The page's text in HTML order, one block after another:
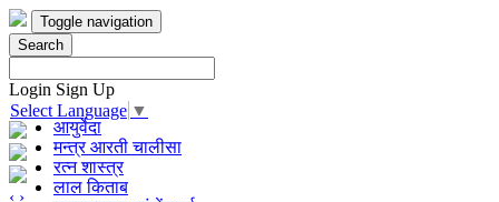
Toggle navigation
Search
Login Sign Up
आयुर्वेदा
मन्त्र आरती चालीसा
रत्न शास्त्र
लाल किताब
Select Language ▼
‹ ›